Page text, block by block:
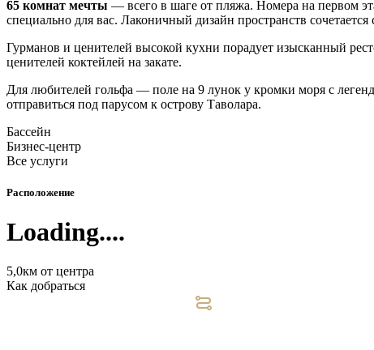
65 комнат мечты — всего в шаге от пляжа. Номера на первом
специально для вас. Лаконичный дизайн пространств
Гурманов и ценителей высокой кухни порадует изысканный
ценителей коктейлей на закате.
Для любителей гольфа — поле на 9 лунок у кромки моря с
отправиться под парусом к острову Таволара.
Бассейн
Бизнес-центр
Все услуги
Расположение
Loading....
5,0км от центра
Как добраться